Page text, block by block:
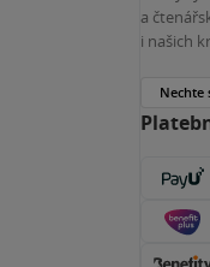
a
i našich
Nechte